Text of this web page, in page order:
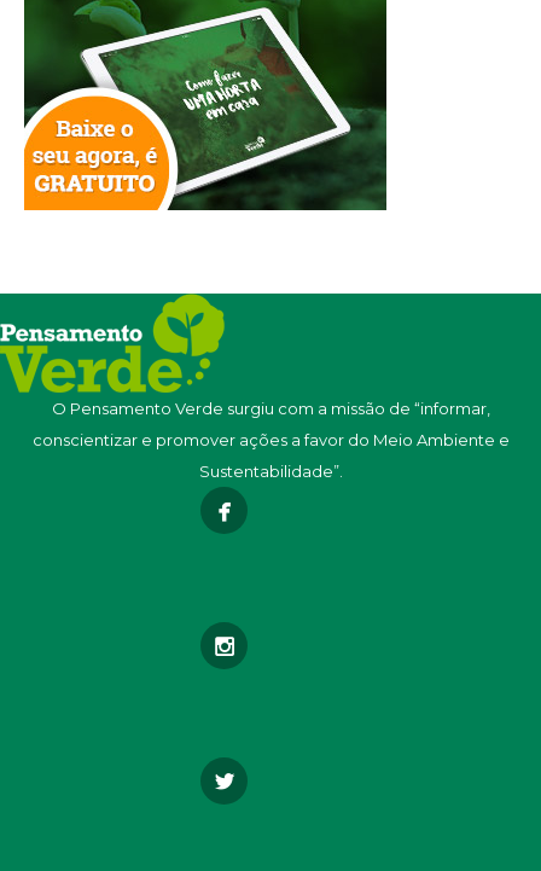
O Pensamento Verde surgiu com a missão de “informar,
conscientizar e promover ações a favor do Meio Ambiente e
Sustentabilidade”.